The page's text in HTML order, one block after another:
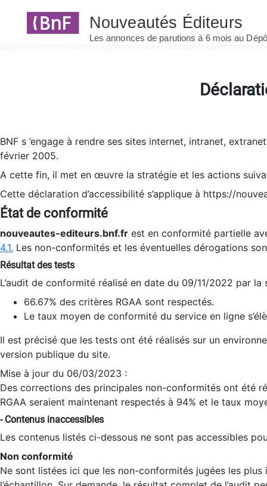
BNF s ’engage à rendre ses sites internet, intranet,
février 2005.
A cette fin, il met en œuvre la stratégie et les actions
Cette déclaration d’accessibilité s’applique à https://
État de conformité
nouveautes-editeurs.bnf.fr est en conformité partielle
4.1. Les non-conformités et les éventuelles dérogations
Résultat des tests
L’audit de conformité réalisé en date du 09/11/2022 par
66.67% des critères RGAA sont respectés.
Le taux moyen de conformité du service en ligne
Il est précisé que les tests ont été réalisés sur un
version publique du site.
Mise à jour du 06/03/2023 :
Des corrections des principales non-conformités ont été
RGAA seraient maintenant respectés à 94% et le taux
- Contenus inaccessibles
Les contenus listés ci-dessous ne sont pas accessibles
Non conformité
Ne sont listées ici que les non-conformités jugées les